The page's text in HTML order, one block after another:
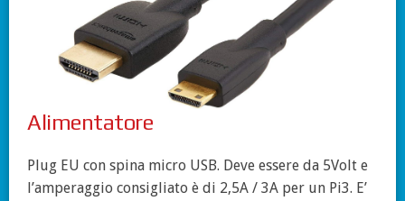
Alimentatore
Plug EU con spina micro USB. Deve essere da 5Volt e
l’amperaggio consigliato è di 2,5A / 3A per un Pi3. E’